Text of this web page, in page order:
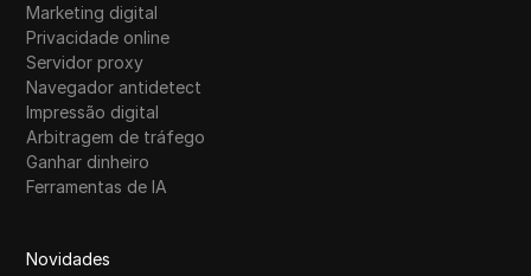
Marketing digital
Privacidade online
Servidor proxy
Navegador antidetect
Impressão digital
Arbitragem de tráfego
Ganhar dinheiro
Ferramentas de IA
Novidades